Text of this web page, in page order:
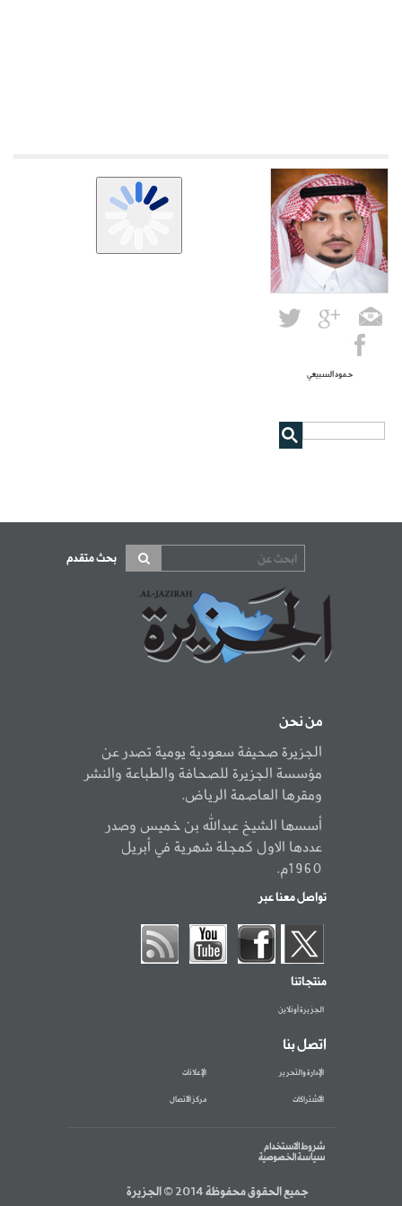
حمود السبيعي
بحث متقدم
من نحن
الجزيرة صحيفة سعودية يومية تصدر عن
مؤسسة الجزيرة للصحافة والطباعة والنشر
ومقرها العاصمة الرياض.
أسسها الشيخ عبدالله بن خميس وصدر
عددها الاول كمجلة شهرية في أبريل
1960م.
تواصل معنا عبر
منتجاتنا
الجزيرة أونلاين
اتصل بنا
الإدارة والتحرير الإعلانات
الاشتراكات مركز الاتصال
شروط الاستخدام
سياسة الخصوصية
جميع الحقوق محفوظة 2014 © الجزيرة